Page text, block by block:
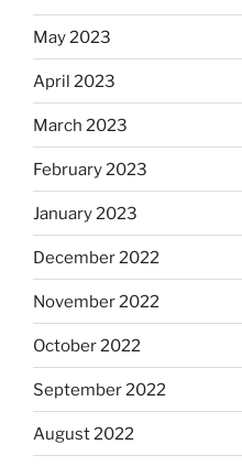
May 2023
April 2023
March 2023
February 2023
January 2023
December 2022
November 2022
October 2022
September 2022
August 2022